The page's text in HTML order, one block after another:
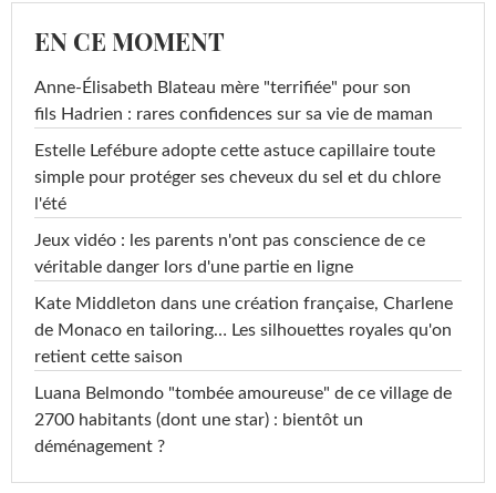
EN CE MOMENT
Anne-Élisabeth Blateau mère "terrifiée" pour son
fils Hadrien : rares confidences sur sa vie de maman
Estelle Lefébure adopte cette astuce capillaire toute
simple pour protéger ses cheveux du sel et du chlore
l'été
Jeux vidéo : les parents n'ont pas conscience de ce
véritable danger lors d'une partie en ligne
Kate Middleton dans une création française, Charlene
de Monaco en tailoring… Les silhouettes royales qu'on
retient cette saison
Luana Belmondo "tombée amoureuse" de ce village de
2700 habitants (dont une star) : bientôt un
déménagement ?